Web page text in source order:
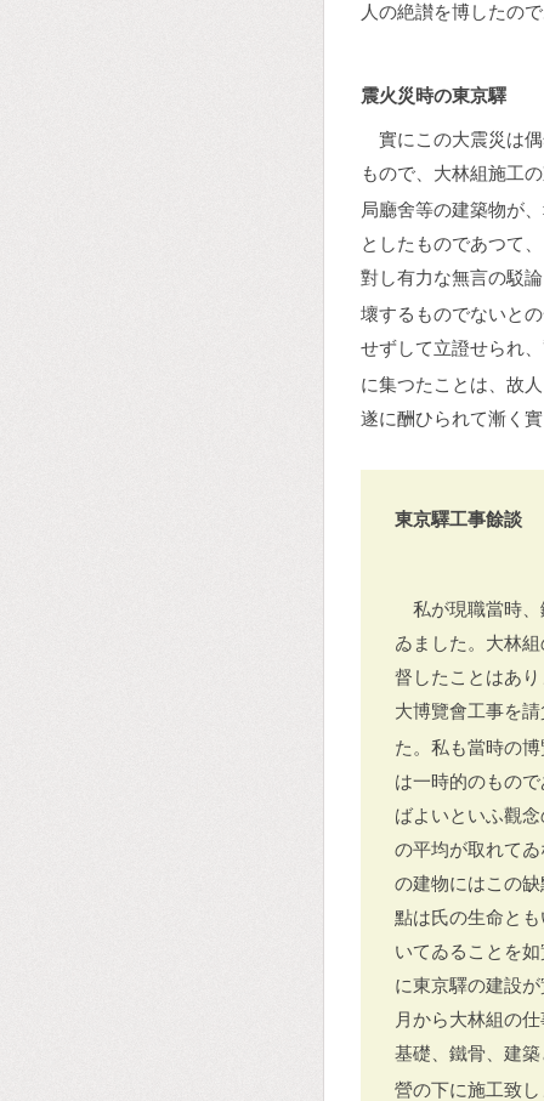
人の絶讃を博したの
震火災時の東京驛
實にこの大震災は
もので、大林組施工
局廳舍等の建築物が
としたものであつて
對し有力な無言の駁論
壞するものでないと
せずして立證せられ
に集つたことは、故
遂に酬ひられて漸く
東京驛工事餘談
私が現職當時
ゐました。大林
督したことはあ
大博覽會工事を
た。私も當時の
は一時的のもの
ばよいといふ觀
の平均が取れて
の建物にはこの
點は氏の生命と
いてゐることを
に東京驛の建設
月から大林組の
基礎、鐵骨、建
營の下に施工致